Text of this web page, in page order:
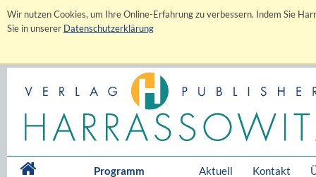
Wir nutzen Cookies, um Ihre Online-Erfahrung zu verbessern. Indem Sie
Sie in unserer Datenschutzerklärung
Programm Aktuell Kontakt